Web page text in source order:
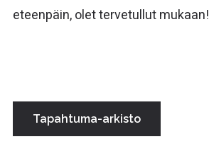
eteenpäin, olet tervetullut mukaan!
Tapahtuma-arkisto